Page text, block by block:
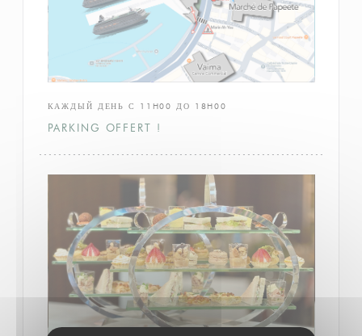
КАЖДЫЙ ДЕНЬ С 11H00 ДО 18H00
PARKING OFFERT !